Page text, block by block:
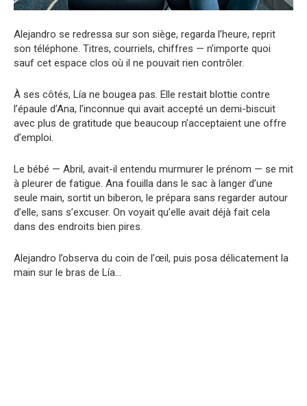
Alejandro se redressa sur son siège, regarda l’heure, reprit
son téléphone. Titres, courriels, chiffres — n’importe quoi
sauf cet espace clos où il ne pouvait rien contrôler.
À ses côtés, Lía ne bougea pas. Elle restait blottie contre
l’épaule d’Ana, l’inconnue qui avait accepté un demi-biscuit
avec plus de gratitude que beaucoup n’acceptaient une offre
d’emploi.
Le bébé — Abril, avait-il entendu murmurer le prénom — se mit
à pleurer de fatigue. Ana fouilla dans le sac à langer d’une
seule main, sortit un biberon, le prépara sans regarder autour
d’elle, sans s’excuser. On voyait qu’elle avait déjà fait cela
dans des endroits bien pires.
Alejandro l’observa du coin de l’œil, puis posa délicatement la
main sur le bras de Lía…